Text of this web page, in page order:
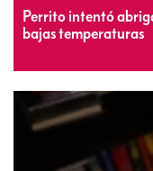
Perrito intentó
bajas temperaturas